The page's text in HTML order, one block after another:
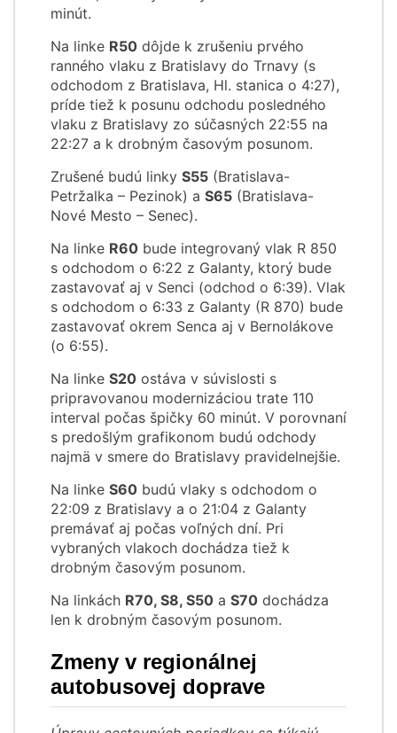
minút.
Na linke R50 dôjde k zrušeniu prvého
ranného vlaku z Bratislavy do Trnavy (s
odchodom z Bratislava, Hl. stanica o 4:27),
príde tiež k posunu odchodu posledného
vlaku z Bratislavy zo súčasných 22:55 na
22:27 a k drobným časovým posunom.
Zrušené budú linky S55 (Bratislava-
Petržalka – Pezinok) a S65 (Bratislava-
Nové Mesto – Senec).
Na linke R60 bude integrovaný vlak R 850
s odchodom o 6:22 z Galanty, ktorý bude
zastavovať aj v Senci (odchod o 6:39). Vlak
s odchodom o 6:33 z Galanty (R 870) bude
zastavovať okrem Senca aj v Bernolákove
(o 6:55).
Na linke S20 ostáva v súvislosti s
pripravovanou modernizáciou trate 110
interval počas špičky 60 minút. V porovnaní
s predošlým grafikonom budú odchody
najmä v smere do Bratislavy pravidelnejšie.
Na linke S60 budú vlaky s odchodom o
22:09 z Bratislavy a o 21:04 z Galanty
premávať aj počas voľných dní. Pri
vybraných vlakoch dochádza tiež k
drobným časovým posunom.
Na linkách R70, S8, S50 a S70 dochádza
len k drobným časovým posunom.
Zmeny v regionálnej
autobusovej doprave